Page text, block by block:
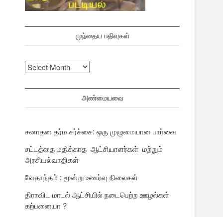
முந்தைய பதிவுகள்
முந்தைய
பதிவுகள்
அண்மையவை
சனாதன தர்ம சர்ச்சை: ஒரு முழுமையான பார்வை
சட்டத்தை மதிக்காத ஆட்சியாளர்கள் மற்றும்
அரசியல்வாதிகள்
வேதாந்தம் : மூன்று உணர்வு நிலைகள்
திராவிட மாடல் ஆட்சியில் நடைபெற்ற ஊழல்கள்
கற்பனையா ?